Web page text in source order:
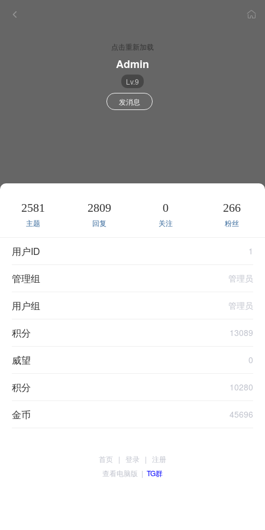
点击重新加载
Admin
Lv.9
发消息
2581
主题
2809
回复
0
关注
266
粉丝
用户ID 1
管理组 管理员
用户组 管理员
积分 13089
威望 0
积分 10280
金币 45696
首页 | 登录 | 注册
查看电脑版 | TG群